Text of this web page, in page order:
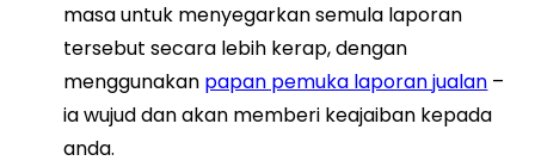
masa untuk menyegarkan semula laporan
tersebut secara lebih kerap, dengan
menggunakan papan pemuka laporan jualan –
ia wujud dan akan memberi keajaiban kepada
anda.